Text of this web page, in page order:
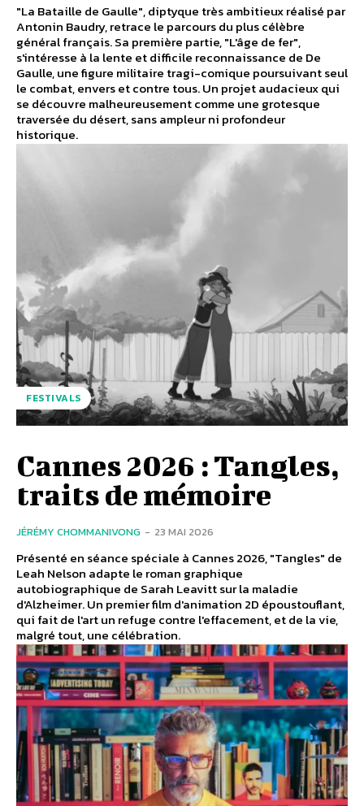
"La Bataille de Gaulle", diptyque très ambitieux réalisé par
Antonin Baudry, retrace le parcours du plus célèbre
général français. Sa première partie, "L'âge de fer",
s'intéresse à la lente et difficile reconnaissance de De
Gaulle, une figure militaire tragi-comique poursuivant seul
le combat, envers et contre tous. Un projet audacieux qui
se découvre malheureusement comme une grotesque
traversée du désert, sans ampleur ni profondeur
historique.
FESTIVALS
Cannes 2026 : Tangles,
traits de mémoire
JÉRÉMY CHOMMANIVONG - 23 MAI 2026
Présenté en séance spéciale à Cannes 2026, "Tangles" de
Leah Nelson adapte le roman graphique
autobiographique de Sarah Leavitt sur la maladie
d'Alzheimer. Un premier film d'animation 2D époustouflant,
qui fait de l'art un refuge contre l'effacement, et de la vie,
malgré tout, une célébration.